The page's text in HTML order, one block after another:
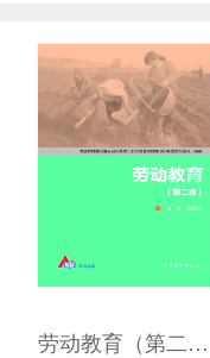
劳动教育（第二版）